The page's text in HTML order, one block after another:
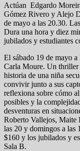
Actúan Edgardo
Gómez Rivero y Alejo
de mayo a las 20.30.
Dura una hora y diez
jubilados y estudiantes
El sábado 19 de mayo
Carla Moure. Un thriller
historia de una niña
convivir junto a sus
reflexiona sobre cómo
posibles y la
desventuras en
Roberto Vallejos, Maite
las 20 y domingos a las
$160 y los jubilados y
Sala B.